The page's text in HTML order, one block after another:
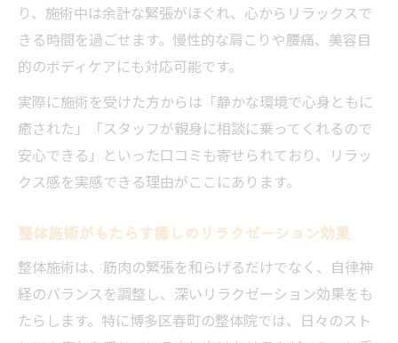
慢性疲労に整体が有効な理由とアプローチ
法
整体で慢性的なコリや痛みを軽減する秘訣
根本改善を目指す整体の選び方とポイント
美容と健康を同時に実感できる整体の秘密
整体で美容と健康を同時に実感できる理由
美容ケアも叶う整体の特徴と施術ポイント
整体で健康と美容効果を高めるための工夫
美と健康を両立する整体の選び方を解説
日常のストレス解消には整体が効果的な理由
り、施術中は余計な緊張がほぐれ、心からリラックスで
きる時間を過ごせます。慢性的な肩こりや腰痛、美容目
的のボディケアにも対応可能です。
実際に施術を受けた方からは「静かな環境で心身ともに
癒された」「スタッフが親身に相談に乗ってくれるので
安心できる」といった口コミも寄せられており、リラッ
クス感を実感できる理由がここにあります。
整体施術がもたらす癒しのリラクゼーション効果
整体施術は、筋肉の緊張を和らげるだけでなく、自律神
経のバランスを調整し、深いリラクゼーション効果をも
たらします。特に博多区春町の整体院では、日々のスト